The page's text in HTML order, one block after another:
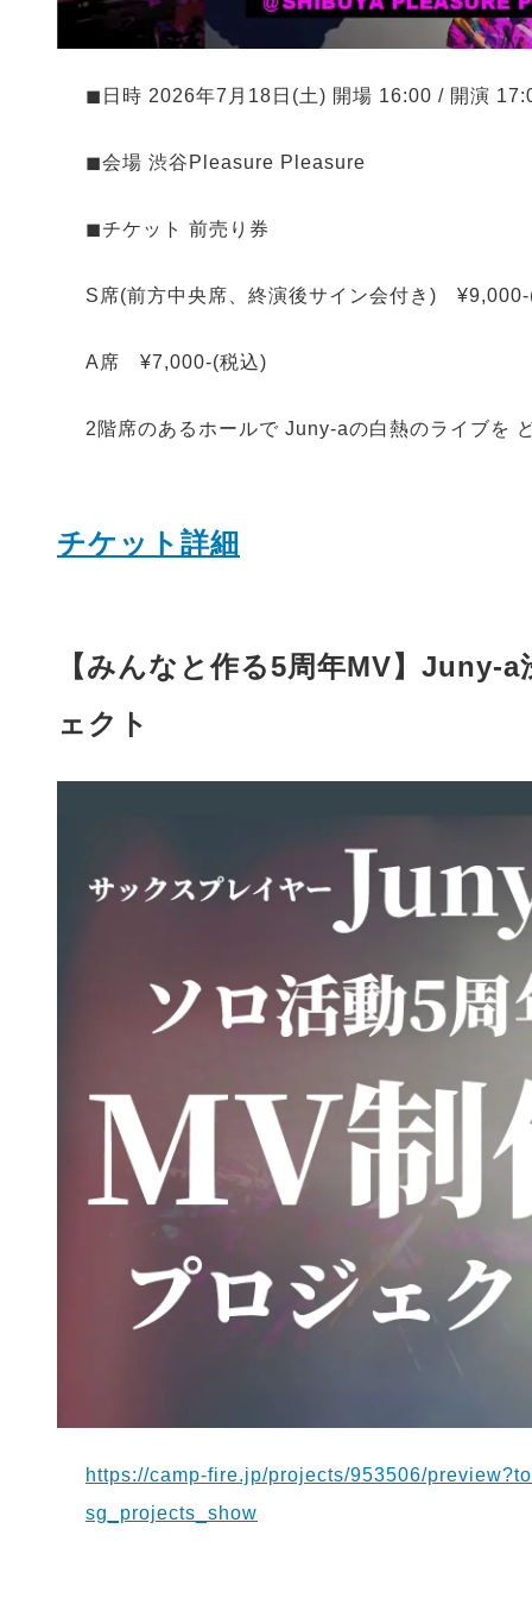
◼︎日時 2026年7月18日(土) 開場 16:00 / 開演
◼︎会場 渋谷Pleasure Pleasure
◼︎チケット 前売り券
S席(前方中央席、終演後サイン会付き
A席 ¥7,000-(税込)
2階席のあるホールで Juny-aの白熱のライブを
チケット詳細
【みんなと作る5周年MV】Juny-
ェクト
https://camp-fire.jp/projects/953506/
sg_projects_show